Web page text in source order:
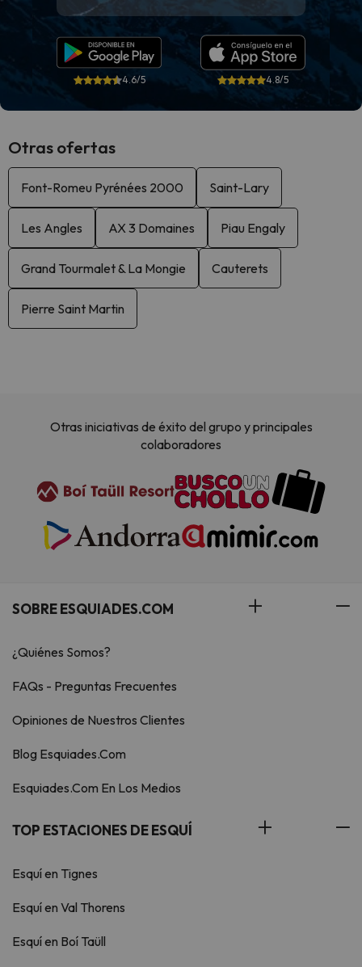
4.6/5 4.8/5
Otras ofertas
Font-Romeu Pyrénées 2000 Saint-Lary
Les Angles AX 3 Domaines Piau Engaly
Grand Tourmalet & La Mongie Cauterets
Pierre Saint Martin
Otras iniciativas de éxito del grupo y principales
colaboradores
SOBRE ESQUIADES.COM
¿Quiénes Somos?
FAQs - Preguntas Frecuentes
Opiniones de Nuestros Clientes
Blog Esquiades.Com
Esquiades.Com En Los Medios
TOP ESTACIONES DE ESQUÍ
Esquí en Tignes
Esquí en Val Thorens
Esquí en Boí Taüll